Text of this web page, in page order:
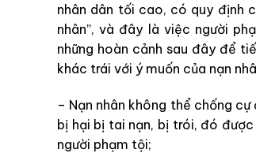
nhân dân tối cao, có quy định
nhân”, và đây là việc người
những hoàn cảnh sau đây để
khác trái với ý muốn của nạn
– Nạn nhân không thể chống
bị hại bị tai nạn, bị trói, đó
người phạm tội;